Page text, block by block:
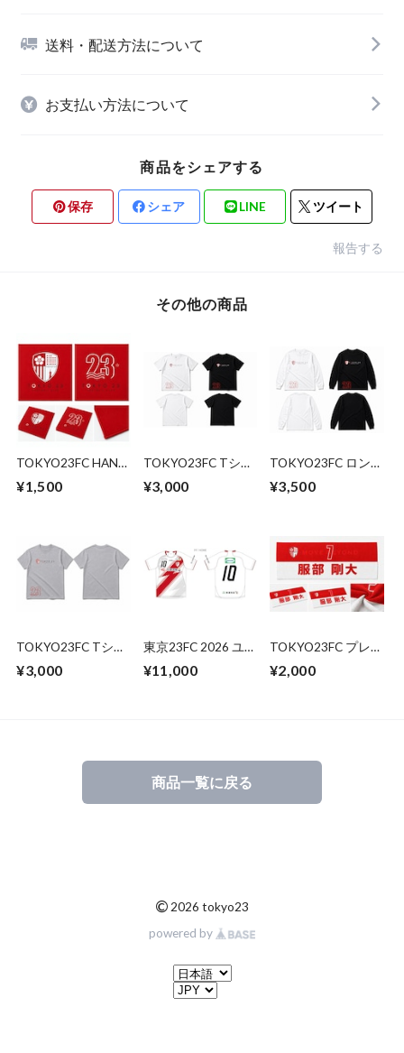
送料・配送方法について
お支払い方法について
商品をシェアする
保存 シェア LINE ツイート
報告する
その他の商品
TOKYO23FC HAND
¥1,500
TOKYO23FC Tシャ
WHITE / BLACK
¥3,000
TOKYO23FC ロング
（23 Graphic）
¥3,500
TOKYO23FC Tシャ
GRAY
¥3,000
東京23FC 2026 ユニ
袖 オーセンティッ
¥11,000
TOKYO23FC プレイ
¥2,000
商品一覧に戻る
©2026 tokyo23
powered by